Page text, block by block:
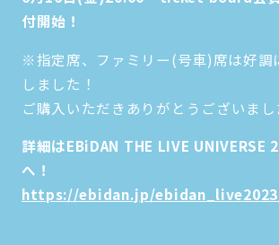
付開始！
※指定席、ファミリー(号車)席は好調
しました！
ご購入いただきありがとうございまし
詳細はEBiDAN THE LIVE UNIVERSE
へ！
https://ebidan.jp/